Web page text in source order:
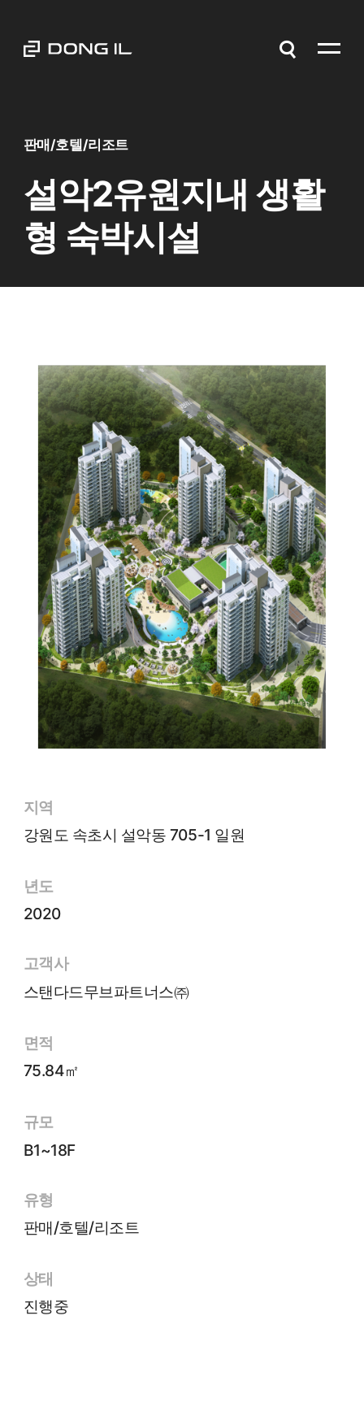
판매/호텔/리조트
설악2유원지내 생활
형 숙박시설
지역
강원도 속초시 설악동 705-1 일원
년도
2020
고객사
스탠다드무브파트너스㈜
면적
75.84㎡
규모
B1~18F
유형
판매/호텔/리조트
상태
진행중